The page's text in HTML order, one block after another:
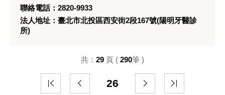
聯絡電話：2820-9933
法人地址：臺北市北投區西安街2段167號(陽明牙醫診
所)
26
共： 29 頁 ( 290筆 )